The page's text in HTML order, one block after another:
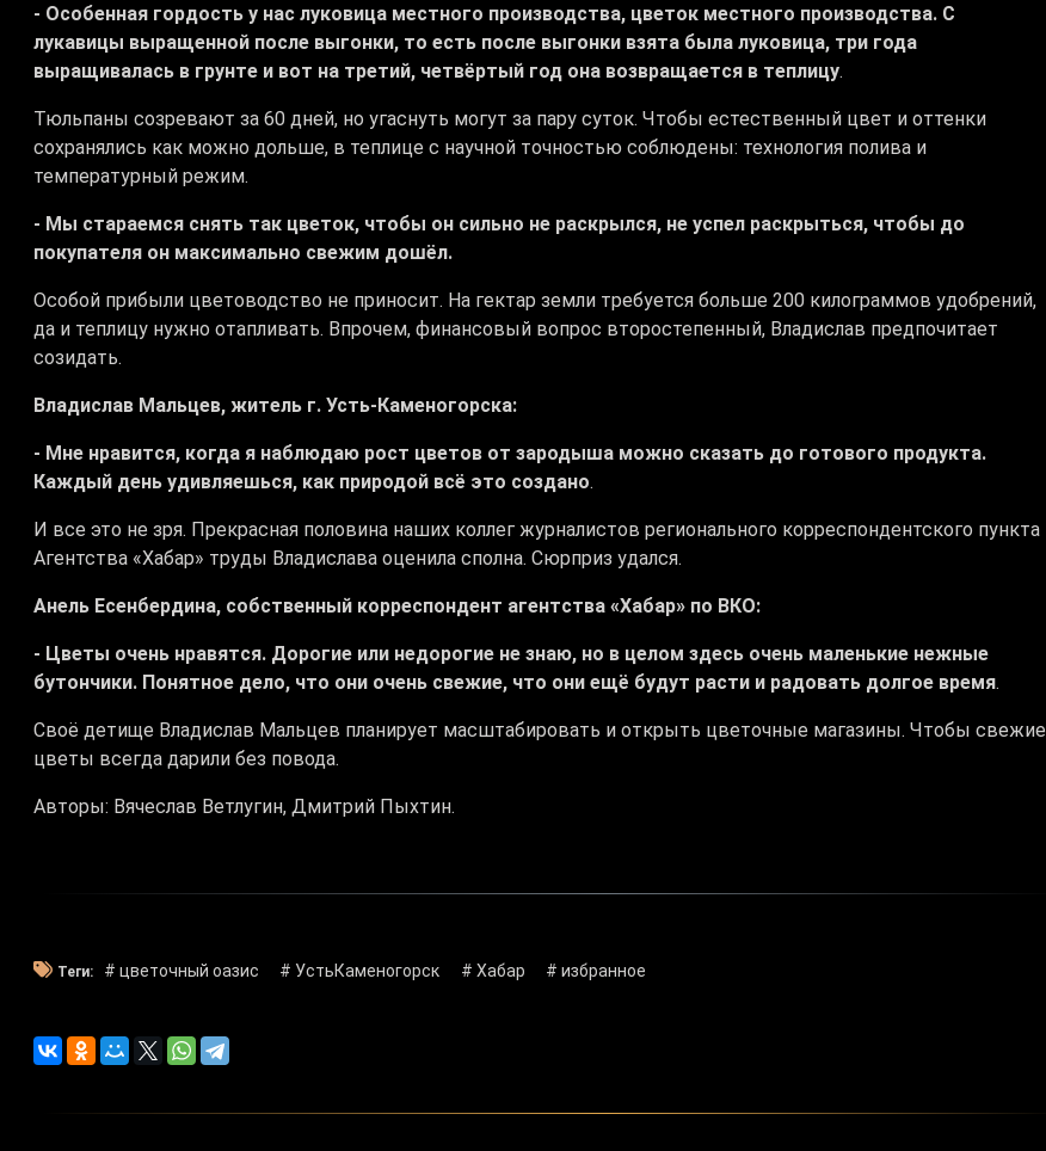
- Особенная гордость у нас луковица местного производства, цветок местного производства. С
лукавицы выращенной после выгонки, то есть после выгонки взята была луковица, три года
выращивалась в грунте и вот на третий, четвёртый год она возвращается в теплицу.
Тюльпаны созревают за 60 дней, но угаснуть могут за пару суток. Чтобы естественный цвет и оттенки
сохранялись как можно дольше, в теплице с научной точностью соблюдены: технология полива и
температурный режим.
- Мы стараемся снять так цветок, чтобы он сильно не раскрылся, не успел раскрыться, чтобы до
покупателя он максимально свежим дошёл.
Особой прибыли цветоводство не приносит. На гектар земли требуется больше 200 килограммов удобрений,
да и теплицу нужно отапливать. Впрочем, финансовый вопрос второстепенный, Владислав предпочитает
созидать.
Владислав Мальцев, житель г. Усть-Каменогорска:
- Мне нравится, когда я наблюдаю рост цветов от зародыша можно сказать до готового продукта.
Каждый день удивляешься, как природой всё это создано.
И все это не зря. Прекрасная половина наших коллег журналистов регионального корреспондентского пункта
Агентства «Хабар» труды Владислава оценила сполна. Сюрприз удался.
Анель Есенбердина, собственный корреспондент агентства «Хабар» по ВКО:
- Цветы очень нравятся. Дорогие или недорогие не знаю, но в целом здесь очень маленькие нежные
бутончики. Понятное дело, что они очень свежие, что они ещё будут расти и радовать долгое время.
Своё детище Владислав Мальцев планирует масштабировать и открыть цветочные магазины. Чтобы свежие
цветы всегда дарили без повода.
Авторы: Вячеслав Ветлугин, Дмитрий Пыхтин.
Теги: # цветочный оазис # УстьКаменогорск # Хабар # избранное